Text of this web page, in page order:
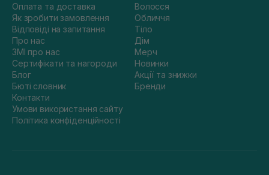
Оплата та доставка
Як зробити замовлення
Відповіді на запитання
Про нас
ЗМІ про нас
Сертифікати та нагороди
Блог
Бюті словник
Контакти
Умови використання сайту
Політика конфіденційності
Волосся
Обличчя
Тіло
Дім
Мерч
Новинки
Акції та знижки
Бренди